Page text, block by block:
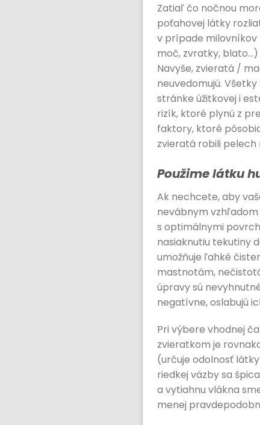
Zatiaľ čo nočnou
poťahovej látky
v prípade milovníkov
moč, zvratky,
Navyše, zvieratá /
neuvedomujú.
stránke úžitkovej i
rizík, ktoré plynú z
faktory, ktoré
zvieratá robili pelech
Použime látku
Ak nechcete, aby
nevábnym
s optimálnymi
nasiaknutiu tekutiny
umožňuje ľahké
mastnotám,
úpravy sú
negatívne, oslabujú
Pri výbere vhodnej
zvieratkom je
(určuje odolnosť
riedkej väzby sa
a vytiahnu vlákna
menej